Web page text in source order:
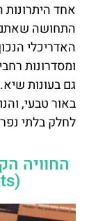
אחד היתרונות
התחושה שאתם
האדריכלי
ומסדרונות
גם בעונות
באור טבעי,
לחלק בלתי
החוויה
(Rila Hotel Borovets)